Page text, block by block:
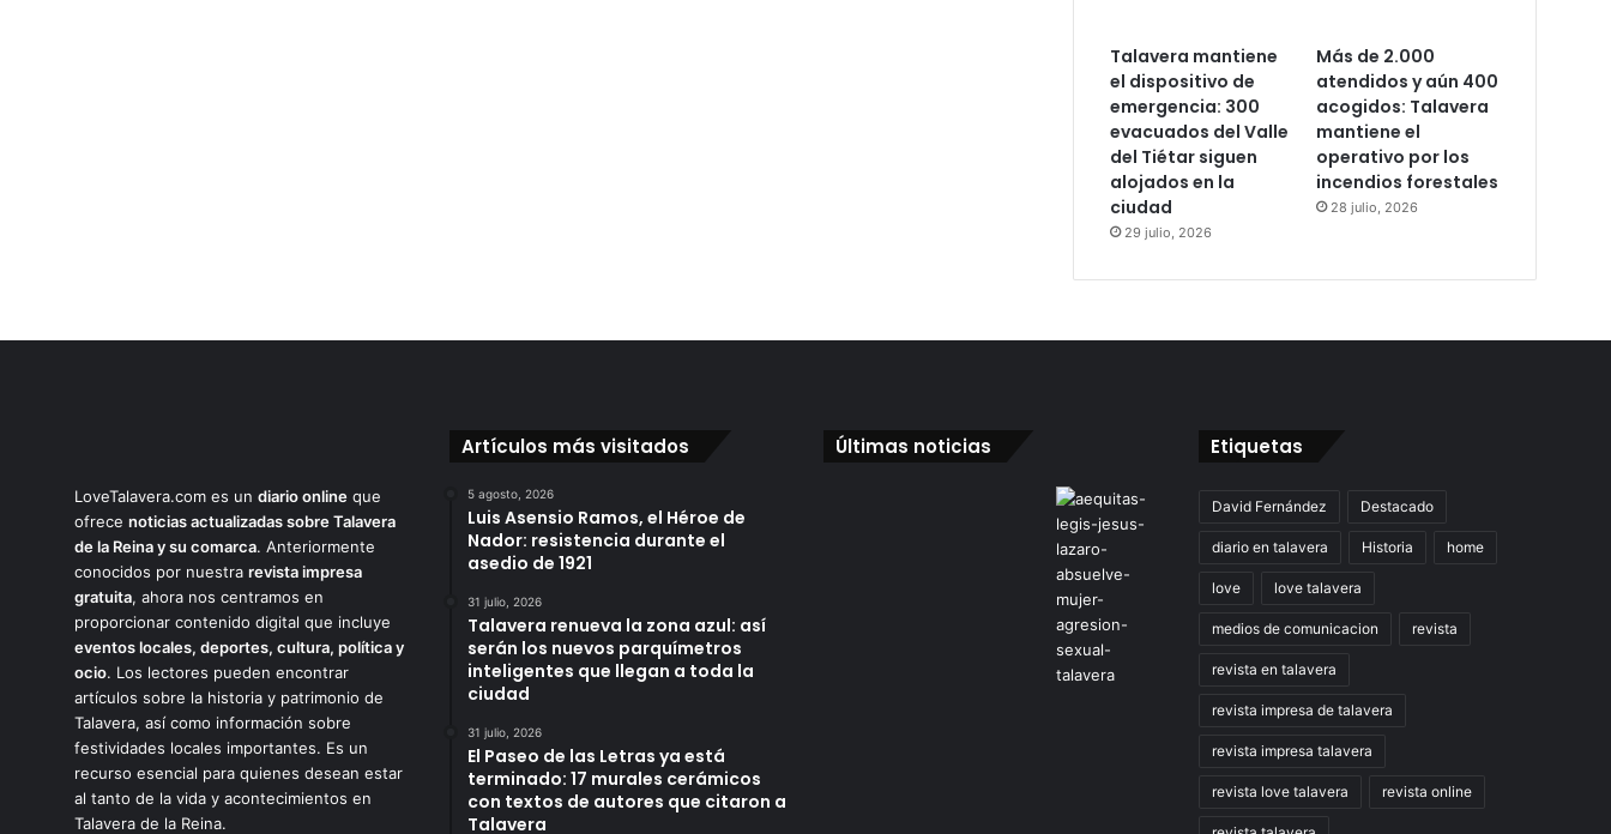
Talavera mantiene
el dispositivo de
emergencia: 300
evacuados del Valle
del Tiétar siguen
alojados en la
ciudad
29 julio, 2026
Más de 2.000
atendidos y aún 400
acogidos: Talavera
mantiene el
operativo por los
incendios forestales
28 julio, 2026
LoveTalavera.com es un diario online que
ofrece noticias actualizadas sobre Talavera
de la Reina y su comarca. Anteriormente
conocidos por nuestra revista impresa
gratuita, ahora nos centramos en
proporcionar contenido digital que incluye
eventos locales, deportes, cultura, política y
ocio. Los lectores pueden encontrar
artículos sobre la historia y patrimonio de
Talavera, así como información sobre
festividades locales importantes. Es un
recurso esencial para quienes desean estar
al tanto de la vida y acontecimientos en
Talavera de la Reina.
Artículos más visitados
5 agosto, 2026
Luis Asensio Ramos, el Héroe de
Nador: resistencia durante el
asedio de 1921
31 julio, 2026
Talavera renueva la zona azul: así
serán los nuevos parquímetros
inteligentes que llegan a toda la
ciudad
31 julio, 2026
El Paseo de las Letras ya está
terminado: 17 murales cerámicos
con textos de autores que citaron a
Talavera
Últimas noticias Etiquetas
David Fernández Destacado
diario en talavera Historia home
love love talavera
medios de comunicacion revista
revista en talavera
revista impresa de talavera
revista impresa talavera
revista love talavera revista online